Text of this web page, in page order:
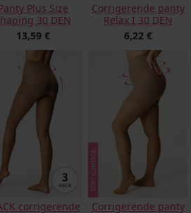
Plus Size
30 DEN
13,59 €
Corrigerende panty
Relax I 30 DEN
6,22 €
corrigerende
Corrigerende panty